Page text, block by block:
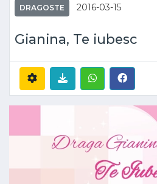
DRAGOSTE 2016-03-15
Gianina, Te iubesc